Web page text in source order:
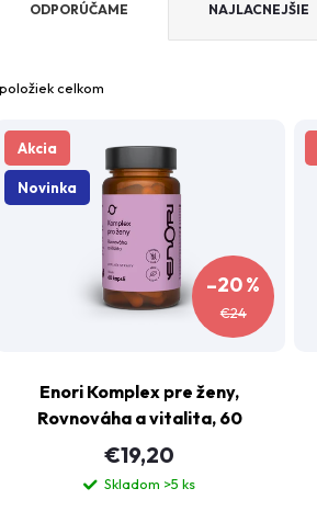
e
ODPORÚČAME NAJLACNEJŠIE
položiek celkom
V
ý
Akcia
Novinka
€24
–20 %
Enori Komplex pre ženy,
Rovnováha a vitalita, 60
kapsúl
€19,20
Skladom >5 ks